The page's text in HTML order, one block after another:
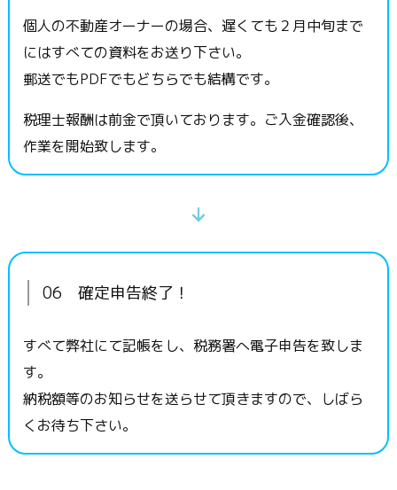
個人の不動産オーナーの場合、遅くても２月中旬まで
にはすべての資料をお送り下さい。
郵送でもPDFでもどちらでも結構です。
税理士報酬は前金で頂いております。ご入金確認後、
作業を開始致します。
06 確定申告終了！
すべて弊社にて記帳をし、税務署へ電子申告を致しま
す。
納税額等のお知らせを送らせて頂きますので、しばら
くお待ち下さい。